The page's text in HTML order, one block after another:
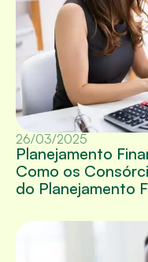
26/03/2025
Planejamento
Como os
do Planejamento